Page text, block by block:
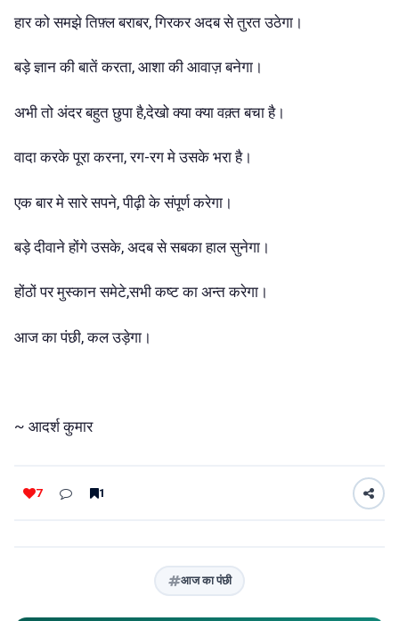
हार को समझे तिफ़्ल बराबर, गिरकर अदब से तुरत उठेगा।
बड़े ज्ञान की बातें करता, आशा की आवाज़ बनेगा।
अभी तो अंदर बहुत छुपा है,देखो क्या क्या वक़्त बचा है।
वादा करके पूरा करना, रग-रग मे उसके भरा है।
एक बार मे सारे सपने, पीढ़ी के संपूर्ण करेगा।
बड़े दीवाने होंगे उसके, अदब से सबका हाल सुनेगा।
होंठों पर मुस्कान समेटे,सभी कष्ट का अन्त करेगा।
आज का पंछी, कल उड़ेगा।
~ आदर्श कुमार
7 1
आज का पंछी